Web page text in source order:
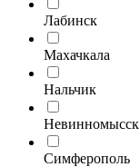
Лабинск
Махачкала
Нальчик
Невинномысск
Симферополь